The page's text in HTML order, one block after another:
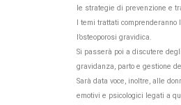
le strategie di prevenzione e
I temi trattati
l’osteoporosi gravidica.
Si passerà poi a discutere
gravidanza, parto e gestione
Sarà data voce, inoltre, alle
emotivi e psicologici legati a